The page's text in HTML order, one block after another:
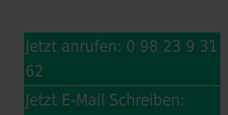
Jetzt anrufen: 0 98 23 9 31
62
Jetzt E-Mail Schreiben: